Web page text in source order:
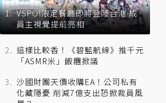
VSPO!限定餐廳即將登陸台港 成
員主視覺提前亮相
這樣比較香！《碧藍航線》推千元
「ASMR米」飯糰掀議
沙國財團天價收購EA！公司私有
化藏隱憂 削減7億支出恐掀裁員風